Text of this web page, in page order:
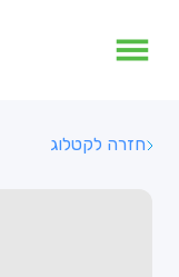
חזרה לקטלוג